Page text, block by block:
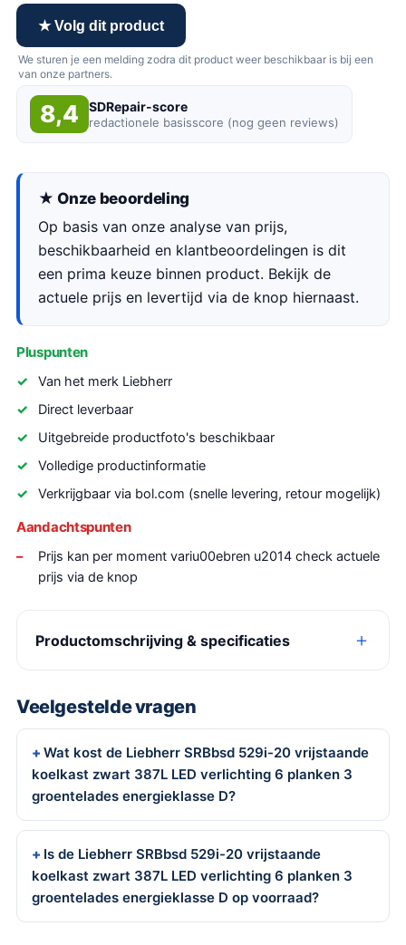
★ Volg dit product
We sturen je een melding zodra dit product weer beschikbaar is bij een
van onze partners.
8,4 SDRepair-score
redactionele basisscore (nog geen reviews)
★ Onze beoordeling
Op basis van onze analyse van prijs,
beschikbaarheid en klantbeoordelingen is dit
een prima keuze binnen product. Bekijk de
actuele prijs en levertijd via de knop hiernaast.
Pluspunten
Van het merk Liebherr
Direct leverbaar
Uitgebreide productfoto's beschikbaar
Volledige productinformatie
Verkrijgbaar via bol.com (snelle levering, retour mogelijk)
Aandachtspunten
Prijs kan per moment variu00ebren u2014 check actuele
prijs via de knop
Productomschrijving & specificaties
Veelgestelde vragen
Wat kost de Liebherr SRBbsd 529i-20 vrijstaande
koelkast zwart 387L LED verlichting 6 planken 3
groentelades energieklasse D?
Is de Liebherr SRBbsd 529i-20 vrijstaande
koelkast zwart 387L LED verlichting 6 planken 3
groentelades energieklasse D op voorraad?